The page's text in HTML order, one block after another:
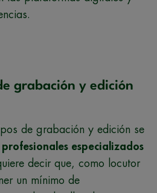
grabación y edición
de grabación y edición se
especializados
decir que, como locutor
un mínimo de